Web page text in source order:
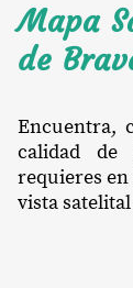
Mapa
de
Encuentra,
calidad de
requieres en
vista